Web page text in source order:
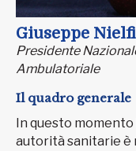
Giuseppe Nielfi
Presidente
Ambulatoriale
Il quadro generale
In questo
autorità sanitarie è